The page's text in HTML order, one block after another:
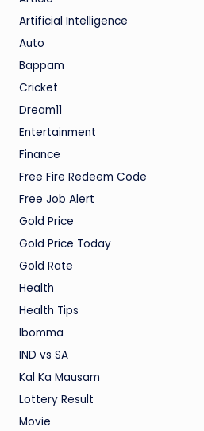
Artificial Intelligence
Auto
Bappam
Cricket
Dream11
Entertainment
Finance
Free Fire Redeem Code
Free Job Alert
Gold Price
Gold Price Today
Gold Rate
Health
Health Tips
Ibomma
IND vs SA
Kal Ka Mausam
Lottery Result
Movie